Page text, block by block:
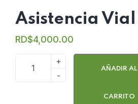
Asistencia Vial
RD$4,000.00
AÑADIR AL
CARRITO